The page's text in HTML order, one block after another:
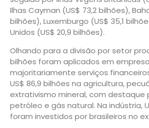
Ilhas Cayman (US$ 73,2 bilhões),
bilhões), Luxemburgo (US$ 35,1
Unidos (US$ 20,9 bilhões).
Olhando para a divisão por setor
bilhões foram aplicados em
majoritariamente serviços
US$ 86,9 bilhões na agricultura,
extrativismo mineral, com destaque
petróleo e gás natural. Na indústria,
foram investidos por brasileiros no